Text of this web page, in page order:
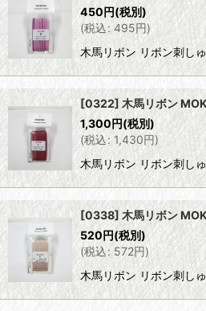
450円(税別)
(税込: 495円)
木馬リボン リボン刺
[0322] 木馬リボン
1,300円(税別)
(税込: 1,430円)
木馬リボン リボン刺
[0338] 木馬リボン
520円(税別)
(税込: 572円)
木馬リボン リボン刺